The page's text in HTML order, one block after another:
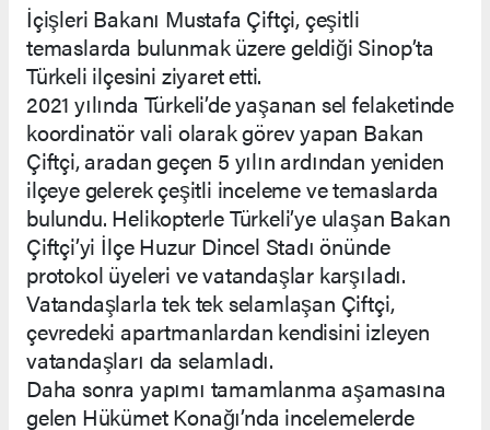
İçişleri Bakanı Mustafa Çiftçi, çeşitli
temaslarda bulunmak üzere geldiği Sinop’ta
Türkeli ilçesini ziyaret etti.
2021 yılında Türkeli’de yaşanan sel felaketinde
koordinatör vali olarak görev yapan Bakan
Çiftçi, aradan geçen 5 yılın ardından yeniden
ilçeye gelerek çeşitli inceleme ve temaslarda
bulundu. Helikopterle Türkeli’ye ulaşan Bakan
Çiftçi’yi İlçe Huzur Dincel Stadı önünde
protokol üyeleri ve vatandaşlar karşıladı.
Vatandaşlarla tek tek selamlaşan Çiftçi,
çevredeki apartmanlardan kendisini izleyen
vatandaşları da selamladı.
Daha sonra yapımı tamamlanma aşamasına
gelen Hükümet Konağı’nda incelemelerde